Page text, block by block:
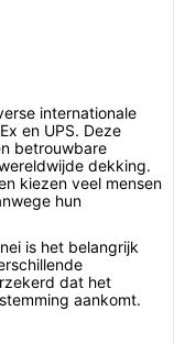
internationale
en UPS. Deze
betrouwbare
dekking.
kiezen veel mensen
hun
is het belangrijk
dat het
aankomt.